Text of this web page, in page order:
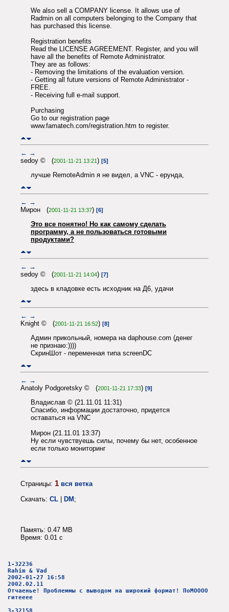
We also sell a COMPANY license. It allows use of
Radmin on all computers belonging to the Company that
has purchased this license.
Registration benefits
Read the LICENSE AGREEMENT. Register, and you will
have all the benefits of Remote Administrator.
They are as follows:
- Removing the limitations of the evaluation version.
- Getting all future versions of Remote Administrator -
FREE.
- Receiving full e-mail support.
Purchasing
Go to our registration page
www.famatech.com/registration.htm to register.
← →
sedoy © (2001-11-21 13:21) [5]
лучше RemoteAdmin я не видел, а VNC - ерунда,
← →
Мирон (2001-11-21 13:37) [6]
Это все понятно! Но как самому сделать
программу, а не пользоваться готовыми
продуктами?
← →
sedoy © (2001-11-21 14:04) [7]
здесь в кладовке есть исходник на Д6, удачи
← →
Knight © (2001-11-21 16:52) [8]
Админ прикольный, номера на daphouse.com (денег
не признаю:))))
СкринШот - переменная типа screenDC
← →
Anatoly Podgoretsky © (2001-11-21 17:33) [9]
Владислав © (21.11.01 11:31)
Спасибо, информации достаточно, придется
оставаться на VNC
Мирон (21.11.01 13:37)
Ну если чувствуешь силы, почему бы нет, особенное
если только мониторинг
Страницы: 1 вся ветка
Скачать: CL | DM;
Память: 0.47 MB
Время: 0.01 c
1-32236
Rahim & Vad
2002-01-27 16:58
2002.02.11
Отчаенье! Проблеммы с выводом на широкий формат! ПоМОООО
гитееее
3-32158